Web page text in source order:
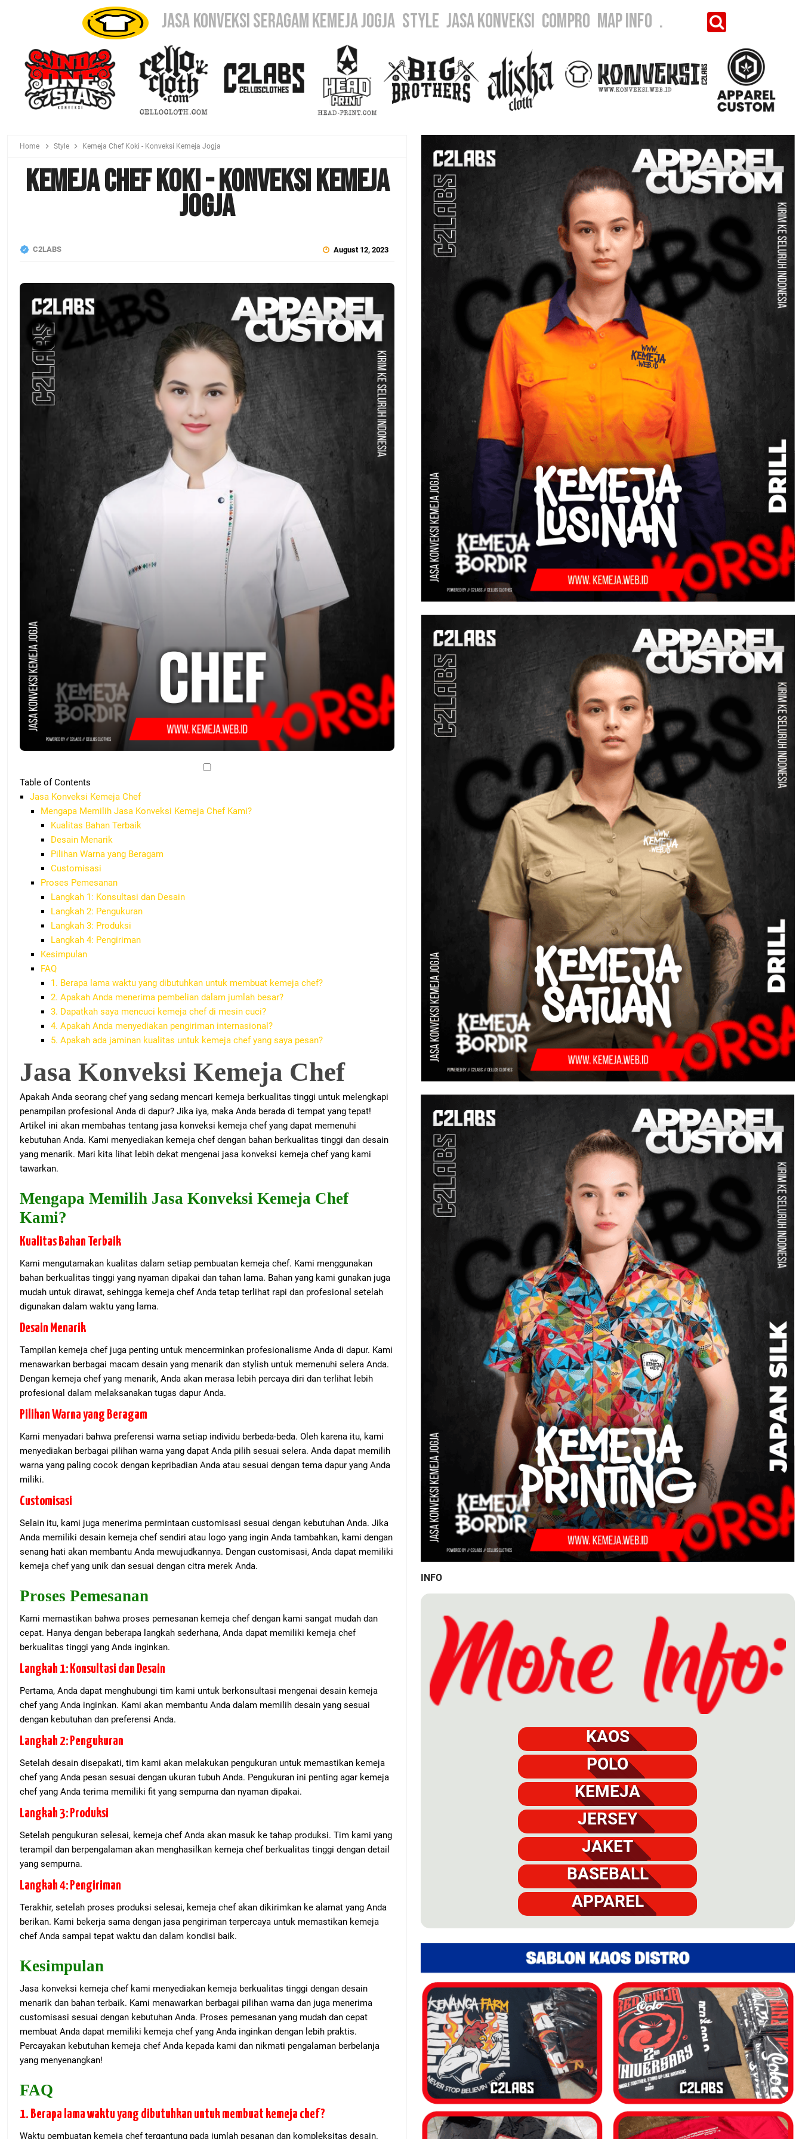
JASA KONVEKSI SERAGAM KEMEJA JOGJA STYLE JASA KONVEKSI COMPRO MAP INFO .
Home Style Kemeja Chef Koki - Konveksi Kemeja Jogja
Kemeja Chef Koki - Konveksi Kemeja
Jogja
C2LABS August 12, 2023
Table of Contents
Jasa Konveksi Kemeja Chef
Mengapa Memilih Jasa Konveksi Kemeja Chef Kami?
Kualitas Bahan Terbaik
Desain Menarik
Pilihan Warna yang Beragam
Customisasi
Proses Pemesanan
Langkah 1: Konsultasi dan Desain
Langkah 2: Pengukuran
Langkah 3: Produksi
Langkah 4: Pengiriman
Kesimpulan
FAQ
1. Berapa lama waktu yang dibutuhkan untuk membuat kemeja chef?
2. Apakah Anda menerima pembelian dalam jumlah besar?
3. Dapatkah saya mencuci kemeja chef di mesin cuci?
4. Apakah Anda menyediakan pengiriman internasional?
5. Apakah ada jaminan kualitas untuk kemeja chef yang saya pesan?
Jasa Konveksi Kemeja Chef
Apakah Anda seorang chef yang sedang mencari kemeja berkualitas tinggi untuk melengkapi
penampilan profesional Anda di dapur? Jika iya, maka Anda berada di tempat yang tepat!
Artikel ini akan membahas tentang jasa konveksi kemeja chef yang dapat memenuhi
kebutuhan Anda. Kami menyediakan kemeja chef dengan bahan berkualitas tinggi dan desain
yang menarik. Mari kita lihat lebih dekat mengenai jasa konveksi kemeja chef yang kami
tawarkan.
Mengapa Memilih Jasa Konveksi Kemeja Chef
Kami?
Kualitas Bahan Terbaik
Kami mengutamakan kualitas dalam setiap pembuatan kemeja chef. Kami menggunakan
bahan berkualitas tinggi yang nyaman dipakai dan tahan lama. Bahan yang kami gunakan juga
mudah untuk dirawat, sehingga kemeja chef Anda tetap terlihat rapi dan profesional setelah
digunakan dalam waktu yang lama.
Desain Menarik
Tampilan kemeja chef juga penting untuk mencerminkan profesionalisme Anda di dapur. Kami
menawarkan berbagai macam desain yang menarik dan stylish untuk memenuhi selera Anda.
Dengan kemeja chef yang menarik, Anda akan merasa lebih percaya diri dan terlihat lebih
profesional dalam melaksanakan tugas dapur Anda.
Pilihan Warna yang Beragam
Kami menyadari bahwa preferensi warna setiap individu berbeda-beda. Oleh karena itu, kami
menyediakan berbagai pilihan warna yang dapat Anda pilih sesuai selera. Anda dapat memilih
warna yang paling cocok dengan kepribadian Anda atau sesuai dengan tema dapur yang Anda
miliki.
Customisasi
Selain itu, kami juga menerima permintaan customisasi sesuai dengan kebutuhan Anda. Jika
Anda memiliki desain kemeja chef sendiri atau logo yang ingin Anda tambahkan, kami dengan
senang hati akan membantu Anda mewujudkannya. Dengan customisasi, Anda dapat memiliki
kemeja chef yang unik dan sesuai dengan citra merek Anda.
Proses Pemesanan
Kami memastikan bahwa proses pemesanan kemeja chef dengan kami sangat mudah dan
cepat. Hanya dengan beberapa langkah sederhana, Anda dapat memiliki kemeja chef
berkualitas tinggi yang Anda inginkan.
Langkah 1: Konsultasi dan Desain
Pertama, Anda dapat menghubungi tim kami untuk berkonsultasi mengenai desain kemeja
chef yang Anda inginkan. Kami akan membantu Anda dalam memilih desain yang sesuai
dengan kebutuhan dan preferensi Anda.
Langkah 2: Pengukuran
Setelah desain disepakati, tim kami akan melakukan pengukuran untuk memastikan kemeja
chef yang Anda pesan sesuai dengan ukuran tubuh Anda. Pengukuran ini penting agar kemeja
chef yang Anda terima memiliki fit yang sempurna dan nyaman dipakai.
Langkah 3: Produksi
Setelah pengukuran selesai, kemeja chef Anda akan masuk ke tahap produksi. Tim kami yang
terampil dan berpengalaman akan menghasilkan kemeja chef berkualitas tinggi dengan detail
yang sempurna.
Langkah 4: Pengiriman
Terakhir, setelah proses produksi selesai, kemeja chef akan dikirimkan ke alamat yang Anda
berikan. Kami bekerja sama dengan jasa pengiriman terpercaya untuk memastikan kemeja
chef Anda sampai tepat waktu dan dalam kondisi baik.
Kesimpulan
Jasa konveksi kemeja chef kami menyediakan kemeja berkualitas tinggi dengan desain
menarik dan bahan terbaik. Kami menawarkan berbagai pilihan warna dan juga menerima
customisasi sesuai dengan kebutuhan Anda. Proses pemesanan yang mudah dan cepat
membuat Anda dapat memiliki kemeja chef yang Anda inginkan dengan lebih praktis.
Percayakan kebutuhan kemeja chef Anda kepada kami dan nikmati pengalaman berbelanja
yang menyenangkan!
FAQ
1. Berapa lama waktu yang dibutuhkan untuk membuat kemeja chef?
Waktu pembuatan kemeja chef tergantung pada jumlah pesanan dan kompleksitas desain.
INFO
KAOS
POLO
KEMEJA
JERSEY
JAKET
BASEBALL
APPAREL